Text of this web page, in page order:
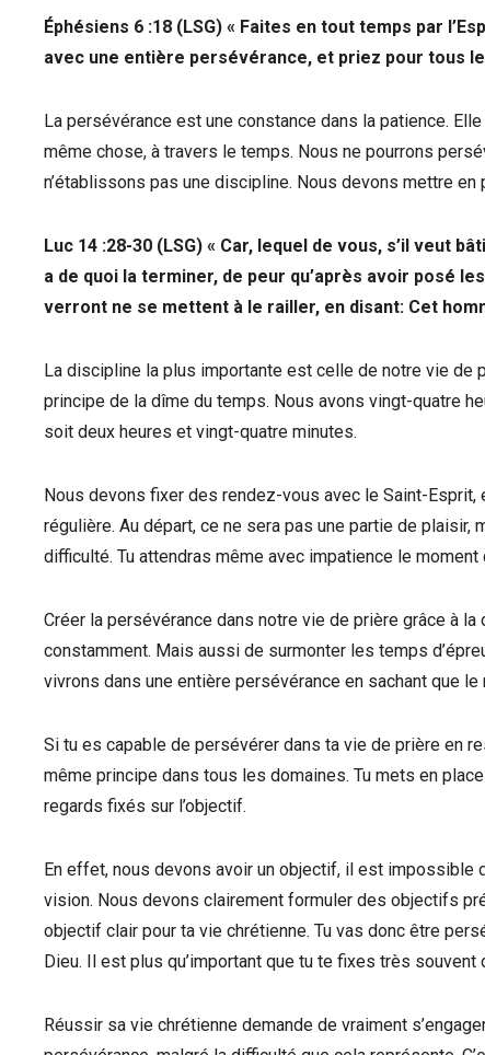
Éphésiens 6 :18 (LSG) « Faites en tout temps par
avec une entière persévérance, et priez pour tous
La persévérance est une constance dans la patience.
même chose, à travers le temps. Nous ne pourrons
n’établissons pas une discipline. Nous devons mettre en
Luc 14 :28-30 (LSG) « Car, lequel de vous, s’il veut
a de quoi la terminer, de peur qu’après avoir posé
verront ne se mettent à le railler, en disant: Cet
La discipline la plus importante est celle de notre vie de
principe de la dîme du temps. Nous avons vingt-quatre
soit deux heures et vingt-quatre minutes.
Nous devons fixer des rendez-vous avec le Saint-
régulière. Au départ, ce ne sera pas une partie de plaisir,
difficulté. Tu attendras même avec impatience le
Créer la persévérance dans notre vie de prière grâce à
constamment. Mais aussi de surmonter les temps
vivrons dans une entière persévérance en sachant que le
Si tu es capable de persévérer dans ta vie de prière en
même principe dans tous les domaines. Tu mets en
regards fixés sur l’objectif.
En effet, nous devons avoir un objectif, il est impossible
vision. Nous devons clairement formuler des objectifs
objectif clair pour ta vie chrétienne. Tu vas donc être
Dieu. Il est plus qu’important que tu te fixes très
Réussir sa vie chrétienne demande de vraiment